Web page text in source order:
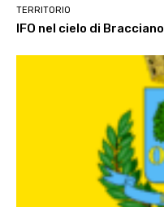
TERRITORIO
IFO nel cielo di Bracciano